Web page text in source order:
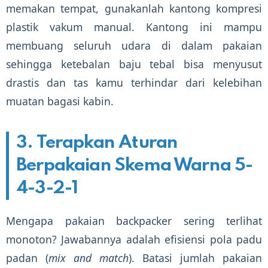
memakan tempat, gunakanlah kantong kompresi
plastik vakum manual. Kantong ini mampu
membuang seluruh udara di dalam pakaian
sehingga ketebalan baju tebal bisa menyusut
drastis dan tas kamu terhindar dari kelebihan
muatan bagasi kabin.
3. Terapkan Aturan
Berpakaian Skema Warna 5-
4-3-2-1
Mengapa pakaian backpacker sering terlihat
monoton? Jawabannya adalah efisiensi pola padu
padan (mix and match). Batasi jumlah pakaian